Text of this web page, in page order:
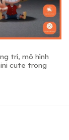
trí, mô hình
cute trong